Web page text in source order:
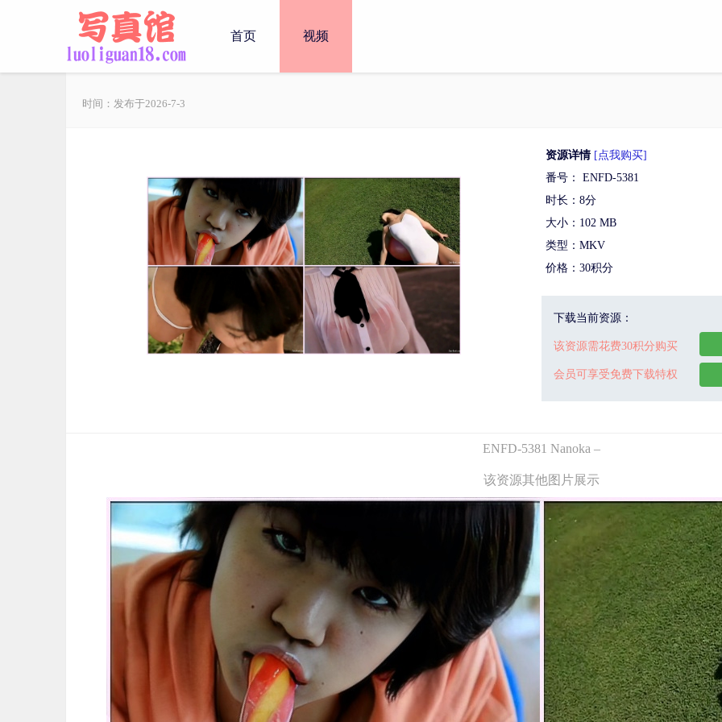
首页 视频
时间：发布于2026-7-3
资源详情 [点我购买]
番号： ENFD-5381
时长：8分
大小：102 MB
类型：MKV
价格：30积分
下载当前资源：
该资源需花费30积分购买
会员可享受免费下载特权
ENFD-5381 Nanoka –
该资源其他图片展示